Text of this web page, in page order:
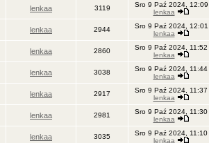
lenkaa 3119
Sro 9 Paź 2024, 12:09
lenkaa
lenkaa 2944
Sro 9 Paź 2024, 12:01
lenkaa
lenkaa 2860
Sro 9 Paź 2024, 11:52
lenkaa
lenkaa 3038
Sro 9 Paź 2024, 11:44
lenkaa
lenkaa 2917
Sro 9 Paź 2024, 11:37
lenkaa
lenkaa 2981
Sro 9 Paź 2024, 11:30
lenkaa
lenkaa 3035
Sro 9 Paź 2024, 11:10
lenkaa